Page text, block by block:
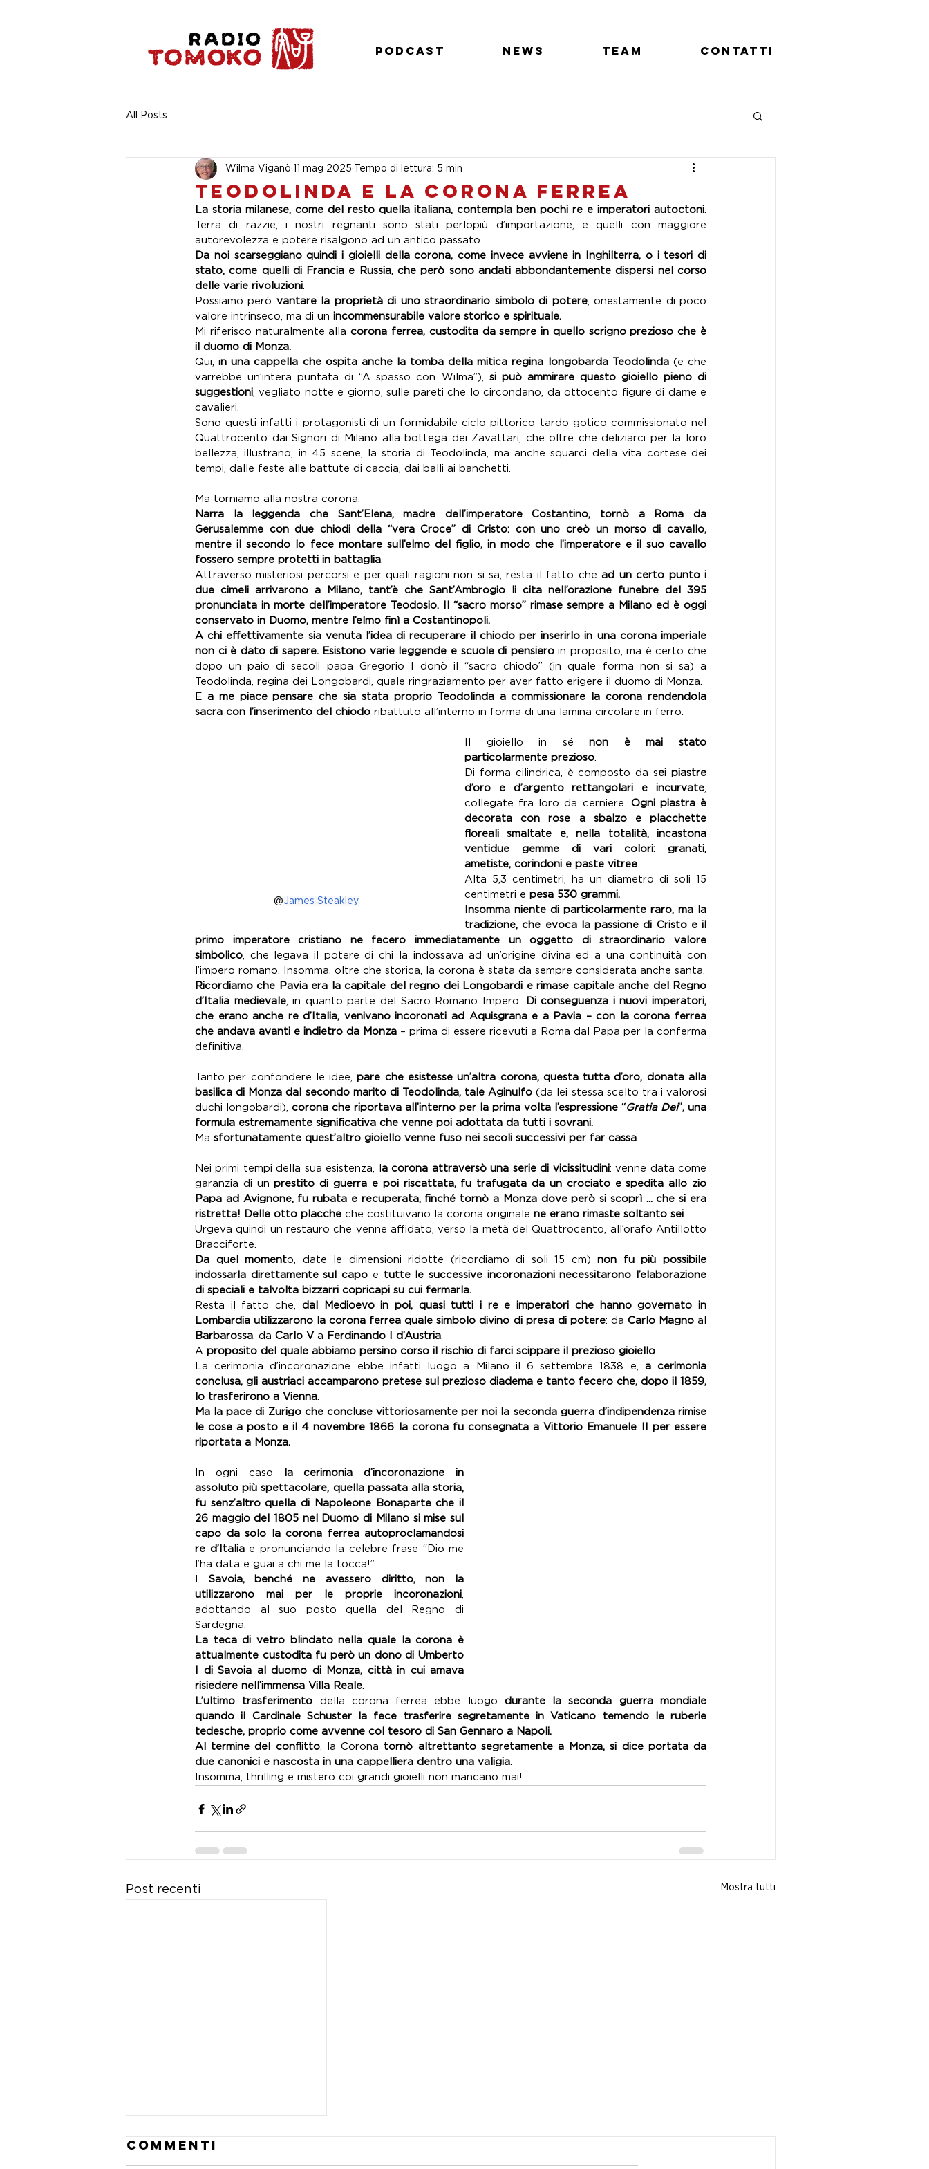
All Posts
Teodolinda e la corona ferrea
Wilma Viganò 11 mag 2025 Tempo di lettura: 5 min
Terra di razzie, i nostri regnanti sono stati perlopiù d’importazione, e quelli con maggiore
autorevolezza e potere risalgono ad un antico passato.
Da noi scarseggiano quindi i gioielli della corona, come invece avviene in Inghilterra, o i tesori di
stato, come quelli di Francia e Russia, che però sono andati abbondantemente dispersi nel corso
delle varie rivoluzioni.
Possiamo però vantare la proprietà di uno straordinario simbolo di potere, onestamente di poco
valore intrinseco, ma di un incommensurabile valore storico e spirituale.
Mi riferisco naturalmente alla corona ferrea, custodita da sempre in quello scrigno prezioso che è
il duomo di Monza.
Qui, in una cappella che ospita anche la tomba della mitica regina longobarda Teodolinda (e che
varrebbe un’intera puntata di “A spasso con Wilma”), si può ammirare questo gioiello pieno di
suggestioni, vegliato notte e giorno, sulle pareti che lo circondano, da ottocento figure di dame e
cavalieri.
Sono questi infatti i protagonisti di un formidabile ciclo pittorico tardo gotico commissionato nel
Quattrocento dai Signori di Milano alla bottega dei Zavattari, che oltre che deliziarci per la loro
bellezza, illustrano, in 45 scene, la storia di Teodolinda, ma anche squarci della vita cortese dei
tempi, dalle feste alle battute di caccia, dai balli ai banchetti.
Ma torniamo alla nostra corona.
Narra la leggenda che Sant’Elena, madre dell’imperatore Costantino, tornò a Roma da
Gerusalemme con due chiodi della “vera Croce” di Cristo: con uno creò un morso di cavallo,
mentre il secondo lo fece montare sull’elmo del figlio, in modo che l’imperatore e il suo cavallo
fossero sempre protetti in battaglia.
Attraverso misteriosi percorsi e per quali ragioni non si sa, resta il fatto che ad un certo punto i
due cimeli arrivarono a Milano, tant’è che Sant’Ambrogio li cita nell’orazione funebre del 395
pronunciata in morte dell’imperatore Teodosio. Il “sacro morso” rimase sempre a Milano ed è oggi
conservato in Duomo, mentre l’elmo finì a Costantinopoli.
A chi effettivamente sia venuta l’idea di recuperare il chiodo per inserirlo in una corona imperiale
non ci è dato di sapere. Esistono varie leggende e scuole di pensiero in proposito, ma è certo che
dopo un paio di secoli papa Gregorio I donò il “sacro chiodo” (in quale forma non si sa) a
Teodolinda, regina dei Longobardi, quale ringraziamento per aver fatto erigere il duomo di Monza.
E a me piace pensare che sia stata proprio Teodolinda a commissionare la corona rendendola
sacra con l’inserimento del chiodo ribattuto all’interno in forma di una lamina circolare in ferro.
@James Steakley
Il gioiello in sé non è mai stato
particolarmente prezioso.
Di forma cilindrica, è composto da sei piastre
d’oro e d’argento rettangolari e incurvate,
collegate fra loro da cerniere. Ogni piastra è
decorata con rose a sbalzo e placchette
floreali smaltate e, nella totalità, incastona
ventidue gemme di vari colori: granati,
ametiste, corindoni e paste vitree.
Alta 5,3 centimetri, ha un diametro di soli 15
centimetri e pesa 530 grammi.
Insomma niente di particolarmente raro, ma la
tradizione, che evoca la passione di Cristo e il
primo imperatore cristiano ne fecero immediatamente un oggetto di straordinario valore
simbolico, che legava il potere di chi la indossava ad un’origine divina ed a una continuità con
Ricordiamo che Pavia era la capitale del regno dei Longobardi e rimase capitale anche del Regno
d’Italia medievale, in quanto parte del Sacro Romano Impero. Di conseguenza i nuovi imperatori,
che erano anche re d’Italia, venivano incoronati ad Aquisgrana e a Pavia – con la corona ferrea
che andava avanti e indietro da Monza – prima di essere ricevuti a Roma dal Papa per la conferma
definitiva.
Tanto per confondere le idee, pare che esistesse un’altra corona, questa tutta d’oro, donata alla
basilica di Monza dal secondo marito di Teodolinda, tale Aginulfo (da lei stessa scelto tra i valorosi
duchi longobardi), corona che riportava all’interno per la prima volta l’espressione “Gratia Dei”, una
formula estremamente significativa che venne poi adottata da tutti i sovrani.
Ma sfortunatamente quest’altro gioiello venne fuso nei secoli successivi per far cassa.
Nei primi tempi della sua esistenza, l a corona attraversò una serie di vicissitudini: venne data come
garanzia di un prestito di guerra e poi riscattata, fu trafugata da un crociato e spedita allo zio
Papa ad Avignone, fu rubata e recuperata, finché tornò a Monza dove però si scoprì ... che si era
ristretta! Delle otto placche che costituivano la corona originale ne erano rimaste soltanto sei.
Urgeva quindi un restauro che venne affidato, verso la metà del Quattrocento, all’orafo Antillotto
Bracciforte.
Da quel momento, date le dimensioni ridotte (ricordiamo di soli 15 cm) non fu più possibile
indossarla direttamente sul capo e tutte le successive incoronazioni necessitarono l’elaborazione
di speciali e talvolta bizzarri copricapi su cui fermarla.
Resta il fatto che, dal Medioevo in poi, quasi tutti i re e imperatori che hanno governato in
Lombardia utilizzarono la corona ferrea quale simbolo divino di presa di potere: da Carlo Magno
Barbarossa, da Carlo V a Ferdinando I d’Austria.
A proposito del quale abbiamo persino corso il rischio di farci scippare il prezioso gioiello.
La cerimonia d’incoronazione ebbe infatti luogo a Milano il 6 settembre 1838 e, a cerimonia
conclusa, gli austriaci accamparono pretese sul prezioso diadema e tanto fecero che, dopo il 1859,
lo trasferirono a Vienna.
Ma la pace di Zurigo che concluse vittoriosamente per noi la seconda guerra d’indipendenza rimise
le cose a posto e il 4 novembre 1866 la corona fu consegnata a Vittorio Emanuele II per essere
riportata a Monza.
In ogni caso
la cerimonia d’incoronazione in
assoluto più spettacolare, quella passata alla storia,
fu senz’altro quella di Napoleone Bonaparte che il
26 maggio del 1805 nel Duomo di Milano si mise sul
capo da solo la corona ferrea autoproclamandosi
re d’Italia e pronunciando la celebre frase “Dio me
l’ha data e guai a chi me la tocca!”.
Savoia, benché ne avessero diritto, non la
utilizzarono mai per le proprie incoronazioni,
adottando al suo posto quella del Regno di
Sardegna.
La teca di vetro blindato nella quale la corona è
attualmente custodita fu però un dono di Umberto
I di Savoia al duomo di Monza, città in cui amava
risiedere nell’immensa Villa Reale.
L’ultimo trasferimento della corona ferrea ebbe luogo durante la seconda guerra mondiale
quando il Cardinale Schuster la fece trasferire segretamente in Vaticano temendo le ruberie
tedesche, proprio come avvenne col tesoro di San Gennaro a Napoli.
Al termine del conflitto, la Corona tornò altrettanto segretamente a Monza, si dice portata da
due canonici e nascosta in una cappelliera dentro una valigia.
Insomma, thrilling e mistero coi grandi gioielli non mancano mai!
Post recenti Mostra tutti
Commenti
Podcast News Team Contatti